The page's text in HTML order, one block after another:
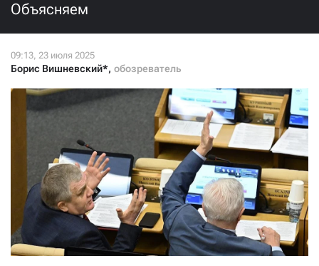
Объясняем
Борис Вишневский*, обозреватель
Нажимая кнопку «Стать соучастником»,
и подтверждаю свое гражданство РФ
СТАТЬ СОУЧАСТНИКОМ
ПОДЕЛИТЬСЯ С ДРУЗЬЯМИ
Если у вас есть вопросы, пишите donate@novayagazeta.ruили
звоните:
+7 (929) 612-03-68